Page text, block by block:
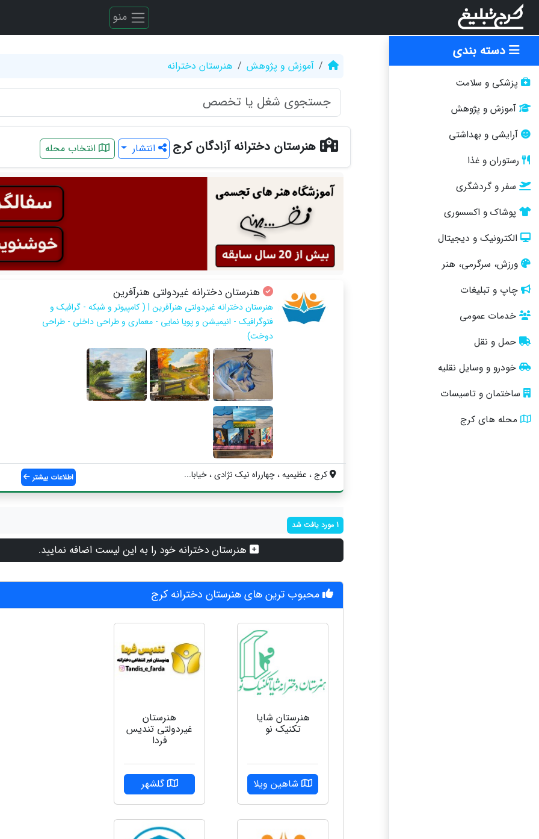
منو
دسته بندی
پزشکی و سلامت
آموزش و پژوهش
آرایشی و بهداشتی
رستوران و غذا
سفر و گردشگری
پوشاک و اکسسوری
الکترونیک و دیجیتال
ورزش، سرگرمی، هنر
چاپ و تبلیغات
خدمات عمومی
حمل و نقل
خودرو و وسایل نقلیه
ساختمان و تاسیسات
محله های کرج
آموزش و پژوهش هنرستان دخترانه
هنرستان دخترانه آزادگان کرج انتشار انتخاب محله
هنرستان دخترانه غیردولتی هنرآفرین
هنرستان دخترانه غیردولتی هنرآفرین | ( کامپیوتر و شبکه - گرافیک و
فتوگرافیک - انیمیشن و پویا نمایی - معماری و طراحی داخلی - طراحی
دوخت)
کرج ، عظیمیه ، چهارراه نیک نژادی ، خیابا... اطلاعات بیشتر
1 مورد یافت شد
هنرستان دخترانه خود را به این لیست اضافه نمایید.
محبوب ترین های هنرستان دخترانه کرج
هنرستان شایا
تکنیک نو
شاهین ویلا
هنرستان
غیردولتی تندیس
فردا
گلشهر